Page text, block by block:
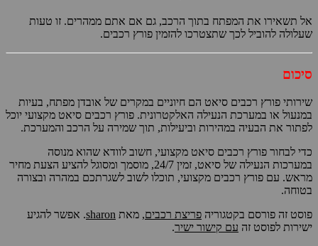
אל תשאירו את המפתח בתוך הרכב, גם אם אתם ממהרים. זו טעות
שעלולה להוביל לכך שתצטרכו להזמין פורץ רכבים.
סיכום
שירותי פורץ רכבים סיאט הם חיוניים במקרים של אובדן מפתח, בעיות
במנעול או במערכת הנעילה האלקטרונית. פורץ רכבים סיאט מקצועי יוכל
לפתור את הבעיה במהירות וביעילות, תוך שמירה על הרכב והמערכת.
כדי לבחור פורץ רכבים סיאט מקצועי, חשוב לוודא שהוא מנוסה
במערכות הנעילה של סיאט, זמין 24/7, מוסמך ומסוגל להציע הצעת מחיר
מראש. עם פורץ רכבים מקצועי, תוכלו לשוב לשגרתכם במהרה ובצורה
בטוחה.
פוסט זה פורסם בקטגוריה פריצת רכבים, מאת sharon. אפשר להגיע
ישירות לפוסט זה עם קישור ישיר.